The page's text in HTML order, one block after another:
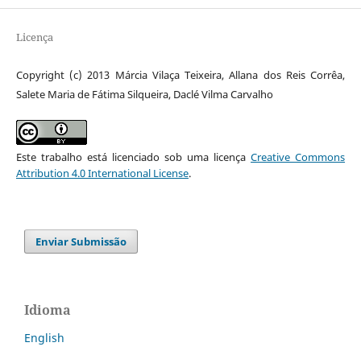
Licença
Copyright (c) 2013 Márcia Vilaça Teixeira, Allana dos Reis Corrêa,
Salete Maria de Fátima Silqueira, Daclé Vilma Carvalho
Este trabalho está licenciado sob uma licençaCreative Commons
Attribution 4.0 International License.
Enviar Submissão
Idioma
English